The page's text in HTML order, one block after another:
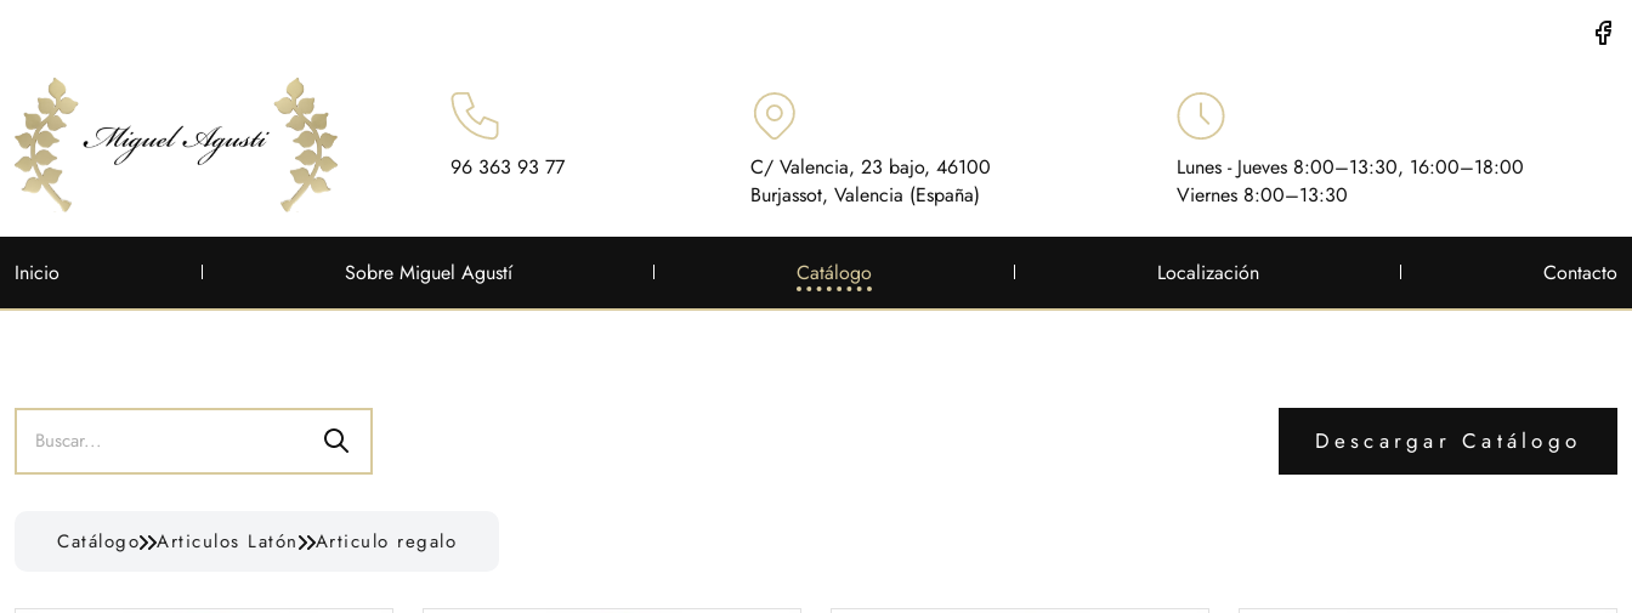
96 363 93 77
C/ Valencia, 23 bajo, 46100
Burjassot, Valencia (España)
Lunes - Jueves 8:00–13:30, 16:00–18:00
Viernes 8:00–13:30
Inicio Sobre Miguel Agustí Catálogo Localización Contacto
Descargar Catálogo
Catálogo Articulos Latón Articulo regalo